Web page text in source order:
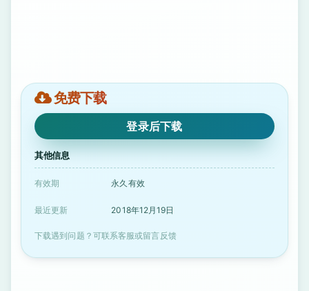
免费下载
登录后下载
其他信息
有效期 永久有效
最近更新 2018年12月19日
下载遇到问题？可联系客服或留言反馈